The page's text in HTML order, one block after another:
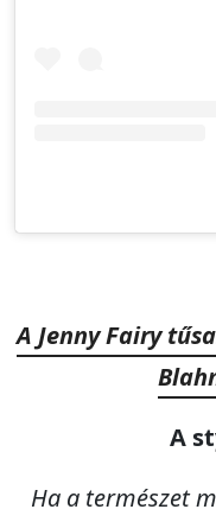
A Jenny Fairy
A
Ha a természet